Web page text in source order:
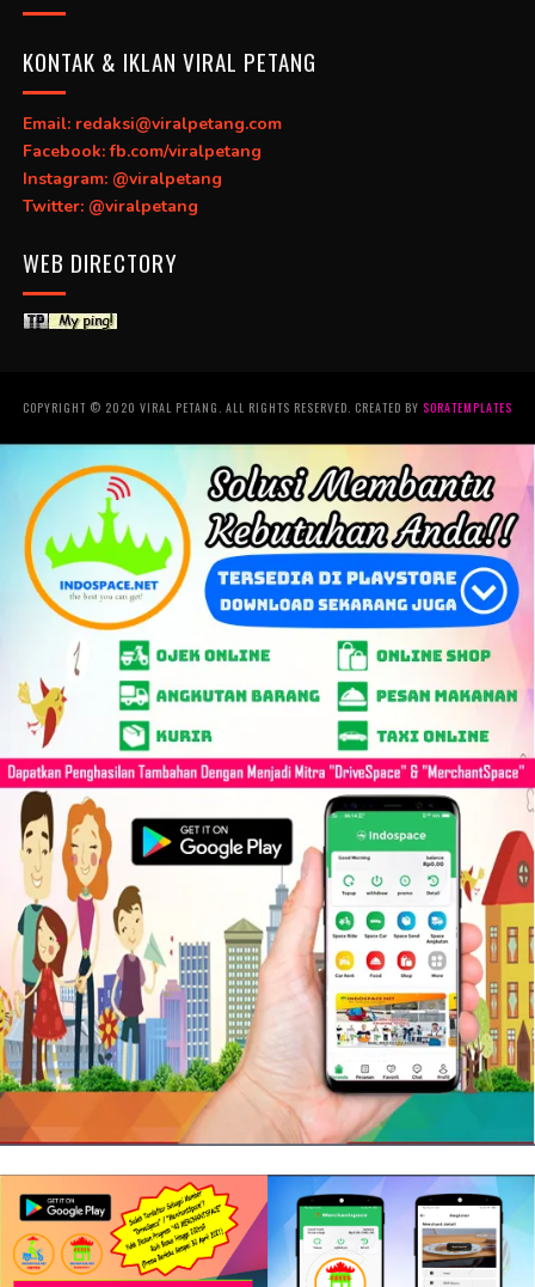
KONTAK & IKLAN VIRAL PETANG
Email: redaksi@viralpetang.com
Facebook: fb.com/viralpetang
Instagram: @viralpetang
Twitter: @viralpetang
WEB DIRECTORY
COPYRIGHT © 2020 VIRAL PETANG. ALL RIGHTS RESERVED. CREATED BY SORATEMPLATES